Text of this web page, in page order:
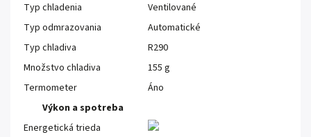
Typ chladenia
Ventilované
Typ odmrazovania
Automatické
Typ chladiva
R290
Množstvo chladiva
155 g
Termometer
Áno
Výkon a spotreba
Energetická trieda